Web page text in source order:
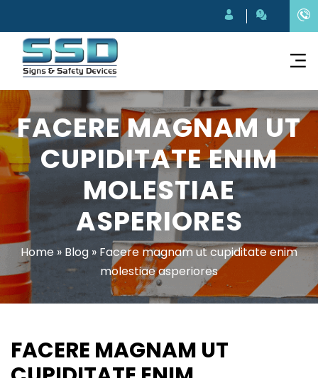
FACERE MAGNAM UT
CUPIDITATE ENIM
MOLESTIAE
ASPERIORES
Home » Blog » Facere magnam ut cupiditate enim
molestiae asperiores
FACERE MAGNAM UT